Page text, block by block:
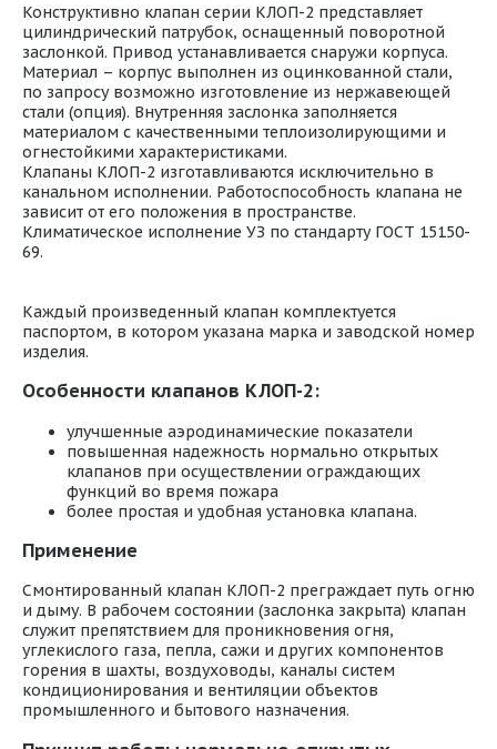
Конструктивно клапан серии КЛОП-2 представляет
цилиндрический патрубок, оснащенный поворотной
заслонкой. Привод устанавливается снаружи корпуса.
Материал – корпус выполнен из оцинкованной стали,
по запросу возможно изготовление из нержавеющей
стали (опция). Внутренняя заслонка заполняется
материалом с качественными теплоизолирующими и
огнестойкими характеристиками.
Клапаны КЛОП-2 изготавливаются исключительно в
канальном исполнении. Работоспособность клапана не
зависит от его положения в пространстве.
Климатическое исполнение УЗ по стандарту ГОСТ 15150-
69.
Каждый произведенный клапан комплектуется
паспортом, в котором указана марка и заводской номер
изделия.
Особенности клапанов КЛОП-2:
улучшенные аэродинамические показатели
повышенная надежность нормально открытых
клапанов при осуществлении ограждающих
функций во время пожара
более простая и удобная установка клапана.
Применение
Смонтированный клапан КЛОП-2 преграждает путь огню
и дыму. В рабочем состоянии (заслонка закрыта) клапан
служит препятствием для проникновения огня,
углекислого газа, пепла, сажи и других компонентов
горения в шахты, воздуховоды, каналы систем
кондиционирования и вентиляции объектов
промышленного и бытового назначения.